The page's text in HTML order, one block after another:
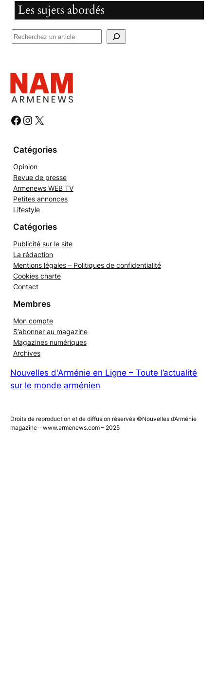
Les sujets abordés
R
h
e
r
h
r
# # #
Opinion
Revue de presse
Armenews WEB TV
Petites annonces
Publicité sur le site
La rédaction
Mentions légales – Politiques de confidentialité
Cookies charte
Mon compte
S’abonner au magazine
Magazines numériques
Nouvelles d'Arménie en Ligne – Toute l’actualité
Droits de reproduction et de diffusion réservés ©Nouvelles d’Arménie